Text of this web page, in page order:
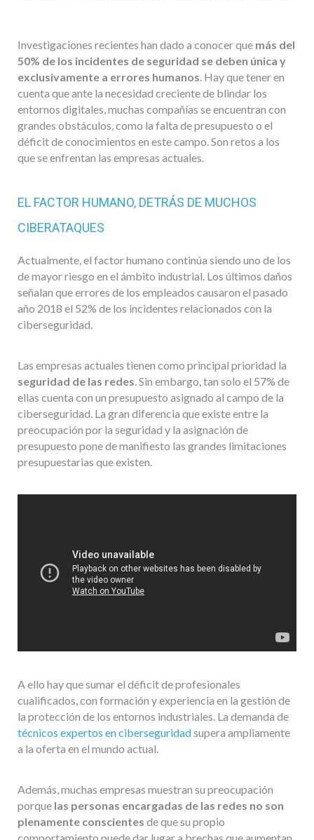
Investigaciones recientes han dado a conocer que más del
50% de los incidentes de seguridad se deben única y
exclusivamente a errores humanos. Hay que tener en
cuenta que ante la necesidad creciente de blindar los
entornos digitales, muchas compañías se encuentran con
grandes obstáculos, como la falta de presupuesto o el
déficit de conocimientos en este campo. Son retos a los
que se enfrentan las empresas actuales.
EL FACTOR HUMANO, DETRÁS DE MUCHOS
CIBERATAQUES
Actualmente, el factor humano continúa siendo uno de los
de mayor riesgo en el ámbito industrial. Los últimos daños
señalan que errores de los empleados causaron el pasado
año 2018 el 52% de los incidentes relacionados con la
ciberseguridad.
Las empresas actuales tienen como principal prioridad la
seguridad de las redes. Sin embargo, tan solo el 57% de
ellas cuenta con un presupuesto asignado al campo de la
ciberseguridad. La gran diferencia que existe entre la
preocupación por la seguridad y la asignación de
presupuesto pone de manifiesto las grandes limitaciones
presupuestarias que existen.
A ello hay que sumar el déficit de profesionales
cualificados, con formación y experiencia en la gestión de
la protección de los entornos industriales. La demanda de
técnicos expertos en ciberseguridadsupera ampliamente
a la oferta en el mundo actual.
Además, muchas empresas muestran su preocupación
porque las personas encargadas de las redes no son
plenamente conscientes de que su propio